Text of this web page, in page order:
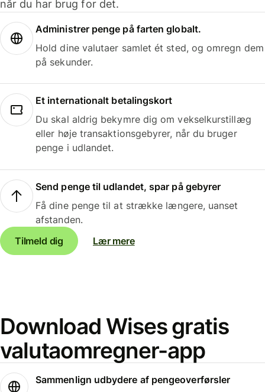
når du har brug for det.
Administrer penge på farten globalt.
Hold dine valutaer samlet ét sted, og omregn dem
på sekunder.
Et internationalt betalingskort
Du skal aldrig bekymre dig om vekselkurstillæg
eller høje transaktionsgebyrer, når du bruger
penge i udlandet.
Send penge til udlandet, spar på gebyrer
Få dine penge til at strække længere, uanset
afstanden.
Tilmeld dig
Lær mere
Download Wises gratis
valutaomregner-app
Sammenlign udbydere af pengeoverførsler